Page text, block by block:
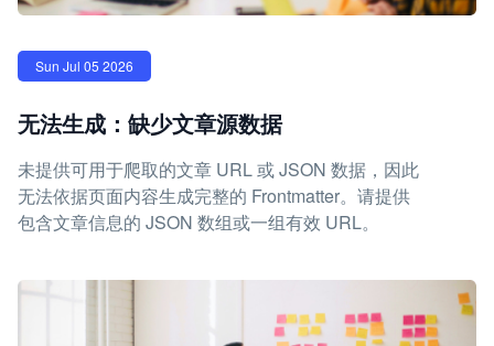
Sun Jul 05 2026
无法生成：缺少文章源数据
未提供可用于爬取的文章 URL 或 JSON 数据，因此
无法依据页面内容生成完整的 Frontmatter。请提供
包含文章信息的 JSON 数组或一组有效 URL。